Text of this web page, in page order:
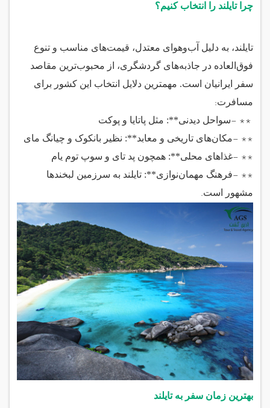
چرا تایلند را انتخاب کنیم؟
تایلند، به دلیل آب‌وهوای معتدل، قیمت‌های مناسب و تنوع
فوق‌العاده در جاذبه‌های گردشگری، از محبوب‌ترین مقاصد
سفر ایرانیان است. مهمترین دلایل انتخاب این کشور برای
مسافرت:
- **سواحل دیدنی**: مثل پاتایا و پوکت
- **مکان‌های تاریخی و معابد**: نظیر بانکوک و چیانگ مای
- **غذاهای محلی**: همچون پد تای و سوپ توم یام
- **فرهنگ مهمان‌نوازی**: تایلند به سرزمین لبخندها
مشهور است.
بهترین زمان سفر به تایلند